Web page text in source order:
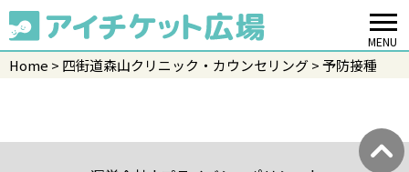
MENU
Home 四街道森山クリニック・カウンセリング 予防接種